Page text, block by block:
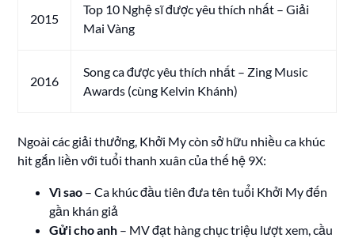
2015
Top 10 Nghệ sĩ được yêu thích nhất – Giải
Mai Vàng
2016
Song ca được yêu thích nhất – Zing Music
Awards (cùng Kelvin Khánh)
Ngoài các giải thưởng, Khởi My còn sở hữu nhiều ca khúc
hit gắn liền với tuổi thanh xuân của thế hệ 9X:
Vì sao – Ca khúc đầu tiên đưa tên tuổi Khởi My đến
gần khán giả
Gửi cho anh – MV đạt hàng chục triệu lượt xem, cầu